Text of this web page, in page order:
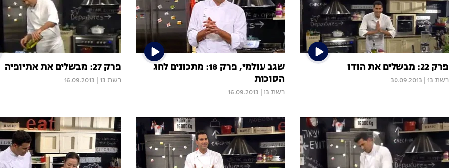
פרק 22: מבשלים את הודו
רשת 13 30.09.2013
שגב עולמי, פרק 18: מתכונים לחג
הסוכות
רשת 13 16.09.2013
פרק 27: מבשלים את אתיופיה
רשת 13 16.09.2013